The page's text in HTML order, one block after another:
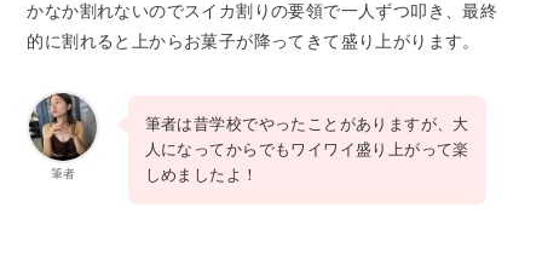
かなか割れないのでスイカ割りの要領で一人ずつ叩き、最終
的に割れると上からお菓子が降ってきて盛り上がります。
筆者
筆者は昔学校でやったことがありますが、大
人になってからでもワイワイ盛り上がって楽
しめましたよ！